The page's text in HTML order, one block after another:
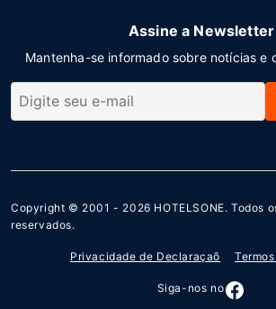
Assine a Newsletter
Mantenha-se informado sobre notícias e
Copyright © 2001 - 2026 HOTELSONE. Todos
reservados.
Privacidade de Declaraçaõ
Siga-nos no